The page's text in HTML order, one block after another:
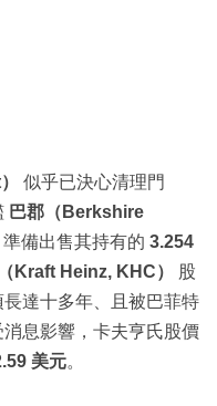
似乎已決心清理門
巴郡（Berkshire
備出售其持有的 3.254
Kraft Heinz, KHC）
股
達十多年、且被巴菲特
息影響，卡夫亨氏股價
美元。